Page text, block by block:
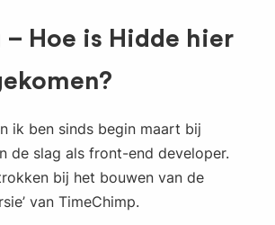
– Hoe is Hidde hier
ik ben sinds begin maart bij
de slag als front-end developer.
bij het bouwen van de
van TimeChimp.